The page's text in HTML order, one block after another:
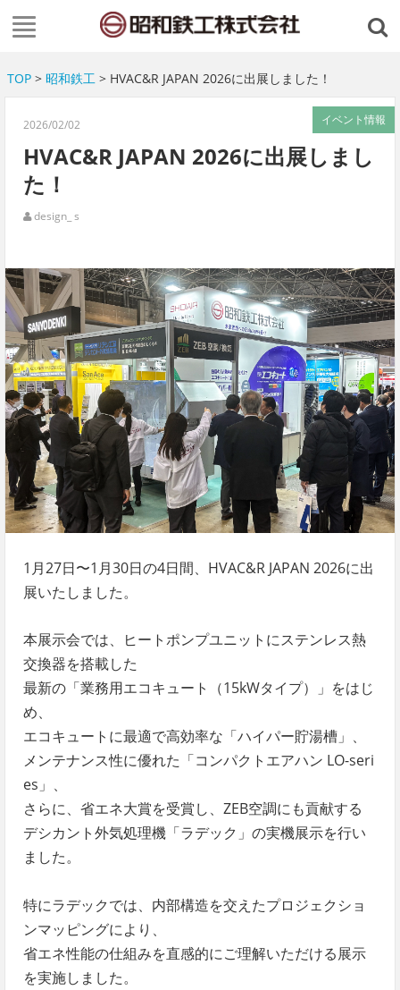
TOP> 昭和鉄工> HVAC&R JAPAN 2026に出展しました！
イベント情報
2026/02/02
HVAC&R JAPAN 2026に出展しまし
た！
design_ s
1月27日〜1月30日の4日間、HVAC&R JAPAN 2026に出
展いたしました。
本展示会では、ヒートポンプユニットにステンレス熱
交換器を搭載した
最新の「業務用エコキュート（15kWタイプ）」をはじ
め、
エコキュートに最適で高効率な「ハイパー貯湯槽」、
メンテナンス性に優れた「コンパクトエアハン LO-seri
es」、
さらに、省エネ大賞を受賞し、ZEB空調にも貢献する
デシカント外気処理機「ラデック」の実機展示を行い
ました。
特にラデックでは、内部構造を交えたプロジェクショ
ンマッピングにより、
省エネ性能の仕組みを直感的にご理解いただける展示
を実施しました。